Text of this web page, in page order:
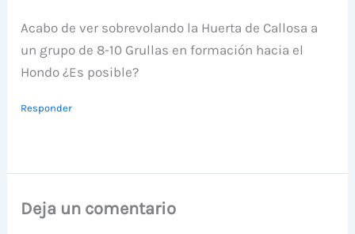
Acabo de ver sobrevolando la Huerta de Callosa a
un grupo de 8-10 Grullas en formación hacia el
Hondo ¿Es posible?
Responder
Deja un comentario